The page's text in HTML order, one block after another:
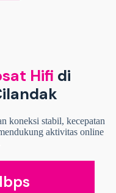
Hifi di
koneksi stabil, kecepatan
aktivitas online